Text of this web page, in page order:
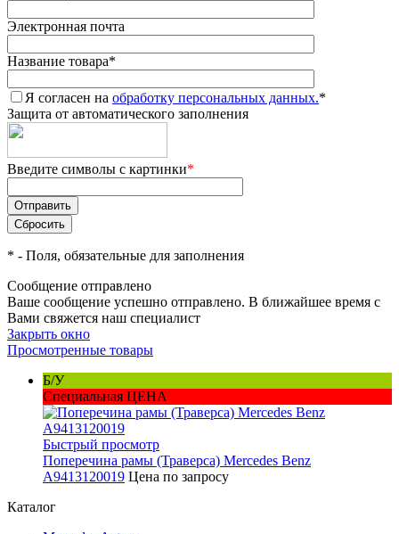
Электронная почта
Название товара*
Я согласен на обработку персональных данных.*
Защита от автоматического заполнения
Введите символы с картинки*
* - Поля, обязательные для заполнения
Сообщение отправлено
Ваше сообщение успешно отправлено. В ближайшее время с
Вами свяжется наш специалист
Закрыть окно
Просмотренные товары
Б/У
Специальная ЦЕНА
Быстрый просмотр
Поперечина рамы (Траверса) Mercedes Benz
A9413120019 Цена по запросу
Каталог